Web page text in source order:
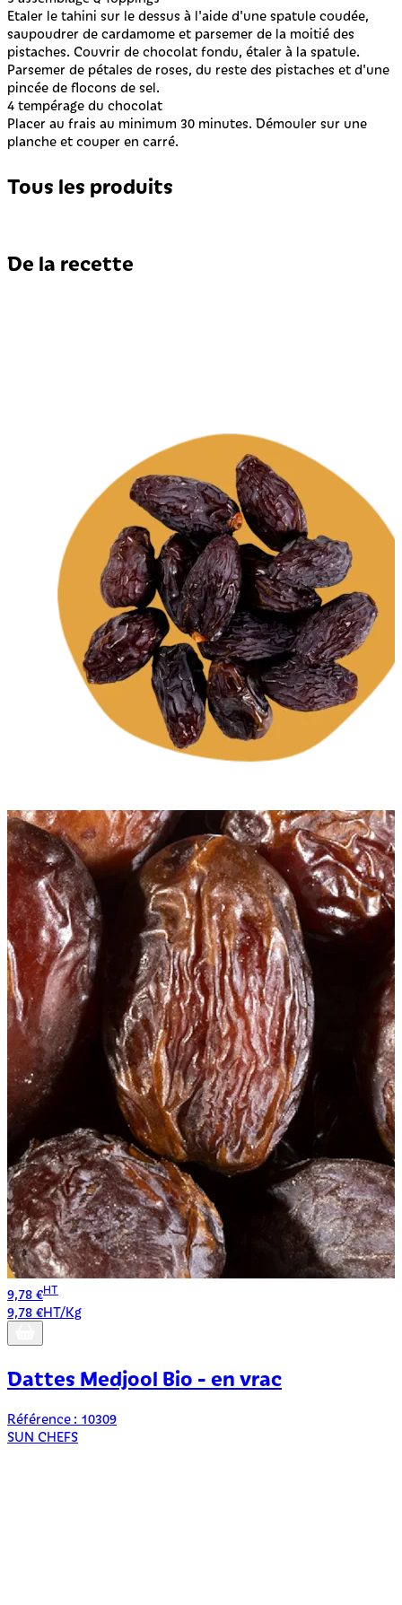
Etaler le tahini sur le dessus à l'aide d'une spatule coudée,
saupoudrer de cardamome et parsemer de la moitié des
pistaches. Couvrir de chocolat fondu, étaler à la spatule.
Parsemer de pétales de roses, du reste des pistaches et d'une
pincée de flocons de sel.
4 tempérage du chocolat
Placer au frais au minimum 30 minutes. Démouler sur une
planche et couper en carré.
Tous les produits
De la recette
9,78 €HT
9,78 €HT/Kg
Dattes Medjool Bio - en vrac
Référence : 10309
SUN CHEFS